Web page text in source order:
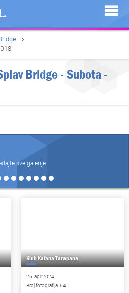
Bridge - Subota -
sve galerije
Klub Kafana Tarapana
26. apr 2024.
Broj fotografija: 54